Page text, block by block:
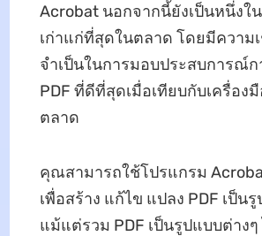
Acrobat นอกจากนี้ยังเป็นหนึ่งใ
เก่าแก่ที่สุดในตลาด โดยมีความ
จำเป็นในการมอบประสบการณ์ก
PDF ที่ดีที่สุดเมื่อเทียบกับเครื่อง
ตลาด
คุณสามารถใช้โปรแกรม
เพื่อสร้าง แก้ไข แปลง PDF เป็น
แม้แต่รวม PDF เป็นรูปแบบต่าง